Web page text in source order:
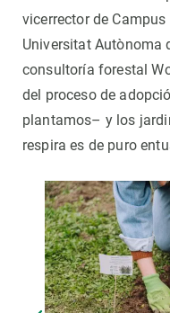
vicerrector de
Universitat Autònoma
consultoría forestal
del proceso de
plantamos– y los
respira es de puro